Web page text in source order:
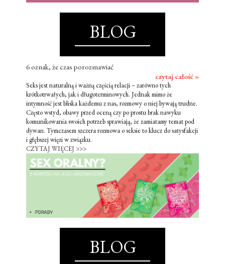
BLOG
6 oznak, że czas porozmawiać
czytaj całość »
Seks jest naturalną i ważną częścią relacji – zarówno tych
krótkotrwałych, jak i długoterminowych. Jednak mimo że
intymność jest bliska każdemu z nas, rozmowy o niej bywają trudne.
Często wstyd, obawy przed oceną czy po prostu brak nawyku
komunikowania swoich potrzeb sprawiają, że zamiatamy temat pod
dywan. Tymczasem szczera rozmowa o seksie to klucz do satysfakcji
i głębszej więzi w związku.
CZYTAJ WIĘCEJ >>>
BLOG